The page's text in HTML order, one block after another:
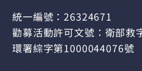
統一編號：26324671
勸募活動許可文號：衛部救
環署綜字第1000044076號